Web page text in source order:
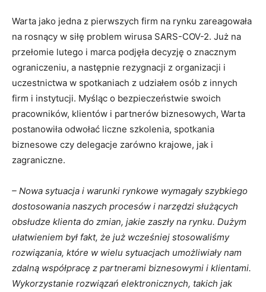
Warta jako jedna z pierwszych firm na rynku zareagowała
na rosnący w siłę problem wirusa SARS-COV-2. Już na
przełomie lutego i marca podjęła decyzję o znacznym
ograniczeniu, a następnie rezygnacji z organizacji i
uczestnictwa w spotkaniach z udziałem osób z innych
firm i instytucji. Myśląc o bezpieczeństwie swoich
pracowników, klientów i partnerów biznesowych, Warta
postanowiła odwołać liczne szkolenia, spotkania
biznesowe czy delegacje zarówno krajowe, jak i
zagraniczne.
– Nowa sytuacja i warunki rynkowe wymagały szybkiego
dostosowania naszych procesów i narzędzi służących
obsłudze klienta do zmian, jakie zaszły na rynku. Dużym
ułatwieniem był fakt, że już wcześniej stosowaliśmy
rozwiązania, które w wielu sytuacjach umożliwiały nam
zdalną współpracę z partnerami biznesowymi i klientami.
Wykorzystanie rozwiązań elektronicznych, takich jak